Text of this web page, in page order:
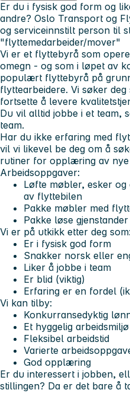
Er du i fysisk god form og
andre? Oslo Transport og
og serviceinnstilt person til
"flyttemedarbeider/mover"
Vi er et flyttebyrå som
omegn - og som i løpet av
populært flyttebyrå på
flyttearbeidere. Vi søker
fortsette å levere
Du vil alltid jobbe i et team,
team.
Har du ikke erfaring med
vil vi likevel be deg om å
rutiner for opplæring av nye
Arbeidsoppgaver:
Løfte møbler, esker
av flyttebilen
Pakke møbler med
Pakke løse
Vi er på utkikk etter deg som:
Er i fysisk god form
Snakker norsk eller
Liker å jobbe i team
Er blid (viktig)
Erfaring er en fordel
Vi kan tilby:
Konkurransedyktig
Et hyggelig arbeidsmiljø
Fleksibel arbeidstid
Varierte
God opplæring
Er du interessert i jobben,
stillingen? Da er det bare å